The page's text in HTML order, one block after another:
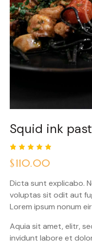
Squid ink
Rated
5.00out
on
1
custome
r rating
$110.00
Dicta sunt explicabo.
voluptas sit odit aut
Lorem ipsum nonum
Aquia sit amet, elitr,
invidunt labore et